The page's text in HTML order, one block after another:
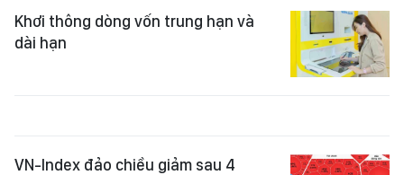
Khơi thông dòng vốn trung hạn và
dài hạn
VN-Index đảo chiều giảm sau 4